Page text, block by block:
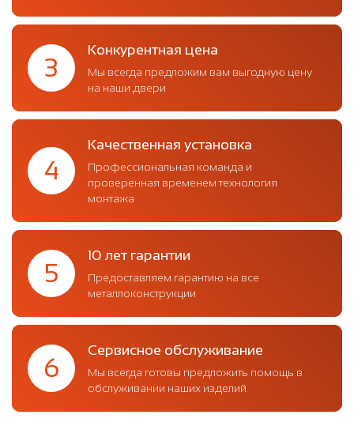
3
Конкурентная цена
Мы всегда предложим вам выгодную цену
на наши двери
4
Качественная установка
Профессиональная команда и
проверенная временем технология
монтажа
5
10 лет гарантии
Предоставляем гарантию на все
металлоконструкции
6
Сервисное обслуживание
Мы всегда готовы предложить помощь в
обслуживании наших изделий